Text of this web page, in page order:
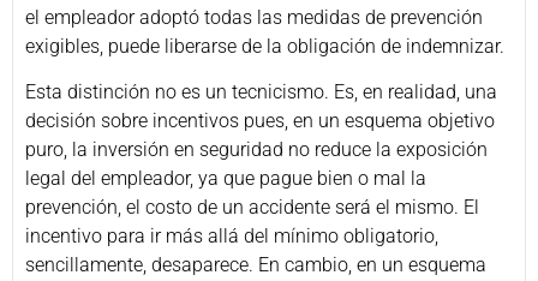
el empleador adoptó todas las medidas de prevención
exigibles, puede liberarse de la obligación de indemnizar.
Esta distinción no es un tecnicismo. Es, en realidad, una
decisión sobre incentivos pues, en un esquema objetivo
puro, la inversión en seguridad no reduce la exposición
legal del empleador, ya que pague bien o mal la
prevención, el costo de un accidente será el mismo. El
incentivo para ir más allá del mínimo obligatorio,
sencillamente, desaparece. En cambio, en un esquema